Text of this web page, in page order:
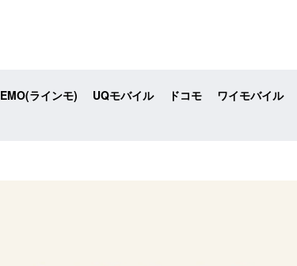
ラインモ) UQモバイル ドコモ ワイモバイル